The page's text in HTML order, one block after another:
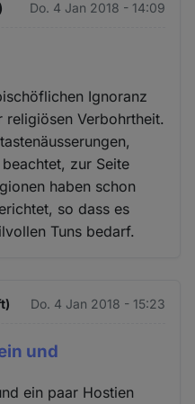
Do. 4 Jan 2018 - 14:09
Ignoranz
Verbohrtheit.
zur Seite
haben schon
so dass es
Tuns bedarf.
Do. 4 Jan 2018 - 15:23
und
ein paar Hostien